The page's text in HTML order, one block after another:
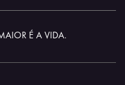
É A VIDA.